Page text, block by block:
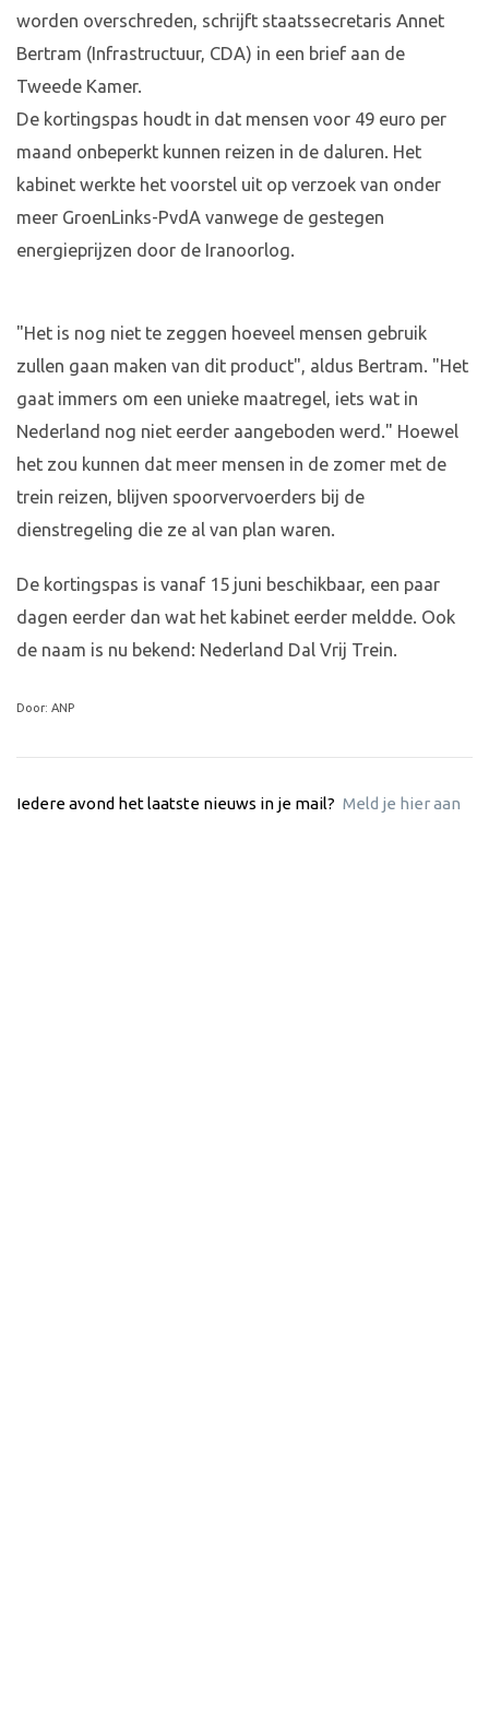
worden overschreden, schrijft staatssecretaris Annet
Bertram (Infrastructuur, CDA) in een brief aan de
Tweede Kamer.
De kortingspas houdt in dat mensen voor 49 euro per
maand onbeperkt kunnen reizen in de daluren. Het
kabinet werkte het voorstel uit op verzoek van onder
meer GroenLinks-PvdA vanwege de gestegen
energieprijzen door de Iranoorlog.
"Het is nog niet te zeggen hoeveel mensen gebruik
zullen gaan maken van dit product", aldus Bertram. "Het
gaat immers om een unieke maatregel, iets wat in
Nederland nog niet eerder aangeboden werd." Hoewel
het zou kunnen dat meer mensen in de zomer met de
trein reizen, blijven spoorvervoerders bij de
dienstregeling die ze al van plan waren.
De kortingspas is vanaf 15 juni beschikbaar, een paar
dagen eerder dan wat het kabinet eerder meldde. Ook
de naam is nu bekend: Nederland Dal Vrij Trein.
Door: ANP
Iedere avond het laatste nieuws in je mail? Meld je hier aan